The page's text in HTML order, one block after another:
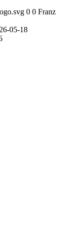
0 0 Franz
05-18